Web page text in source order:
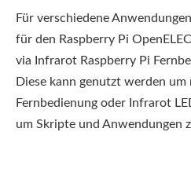
Für verschiedene
für den Raspberry Pi
via Infrarot Raspberry Pi
Diese kann genutzt werden
Fernbedienung oder Infrarot
um Skripte und Anwendungen